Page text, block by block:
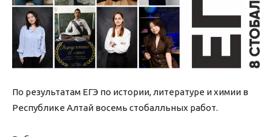
По результатам ЕГЭ по истории, литературе и химии в
Республике Алтай восемь стобалльных работ.